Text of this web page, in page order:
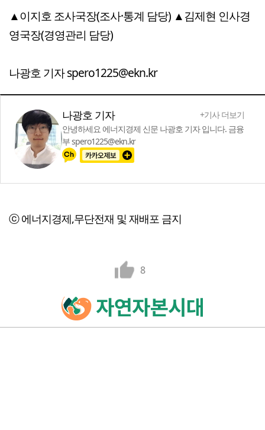
▲이지호 조사국장(조사·통계 담당) ▲김제현 인사경
영국장(경영관리 담당)
나광호 기자 spero1225@ekn.kr
나광호 기자
+기사 더보기
안녕하세요 에너지경제 신문 나광호 기자 입니다. 금융
부 spero1225@ekn.kr
ⓒ 에너지경제,무단전재 및 재배포 금지
8